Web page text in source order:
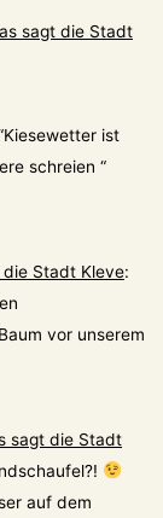
sagt die Stadt
Kiesewetter ist
schreien “
die Stadt Kleve:
vor unserem
sagt die Stadt
auf dem